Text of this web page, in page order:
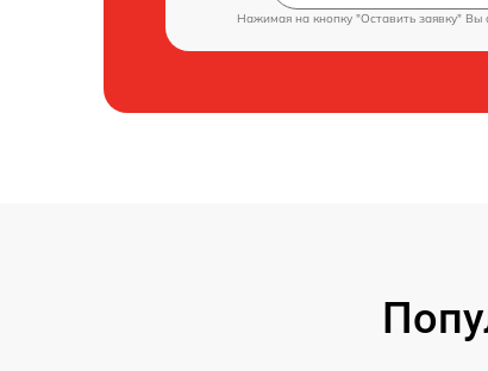
Нажимая на кнопку "Оставить заявку" Вы